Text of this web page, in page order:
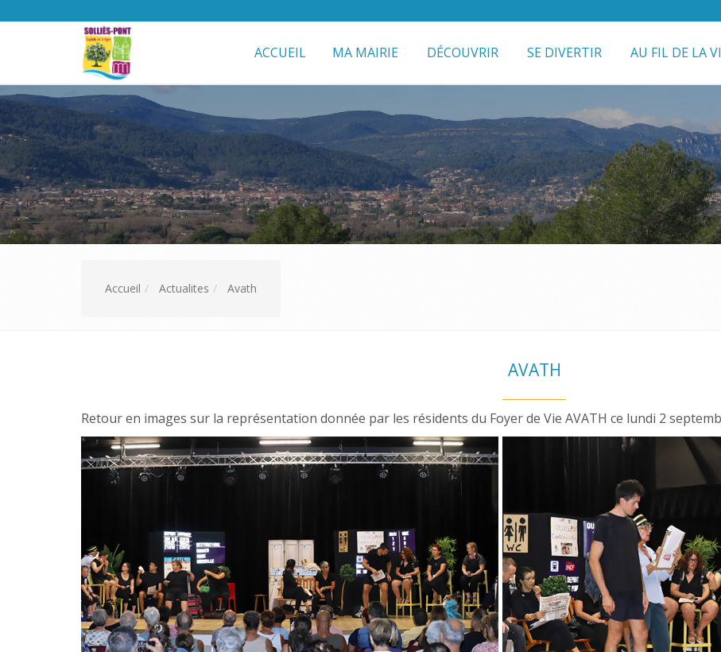
ACCUEIL MA MAIRIE DÉCOUVRIR SE DIVERTIR AU FIL DE LA
Accueil Actualites Avath
AVATH
Retour en images sur la représentation donnée par les résidents du Foyer de Vie AVATH ce lundi 2